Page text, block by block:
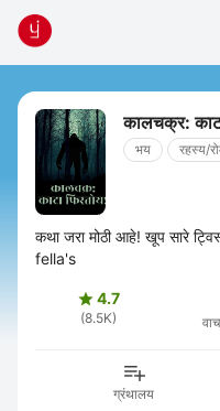
कालचक्र:
भय रहस्य/
कथा जरा मोठी आहे! खूप सारे
fella's
4.7
(8.5K)
ग्रंथालय